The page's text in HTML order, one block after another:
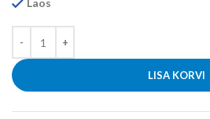
LISA KORVI